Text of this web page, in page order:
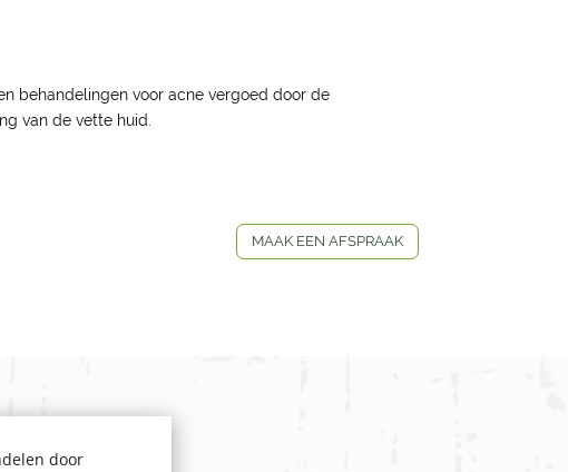
behandelingen voor acne vergoed door de
van de vette huid.
MAAK EEN AFSPRAAK
door